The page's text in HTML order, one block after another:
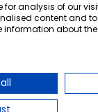
for analysis of our
content and
information about